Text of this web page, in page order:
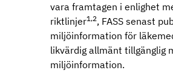
vara framtagen i enlighet
riktlinjer1,2, FASS senast
miljöinformation för
likvärdig allmänt tillgänglig
miljöinformation.